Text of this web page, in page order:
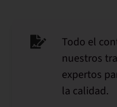
Todo el
nuestros
expertos
la calidad.